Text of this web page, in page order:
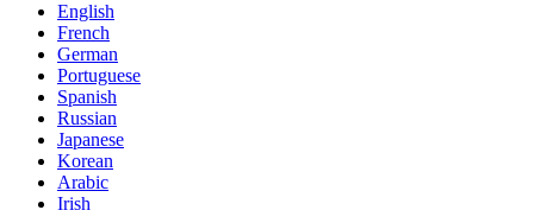
English
French
German
Portuguese
Spanish
Russian
Japanese
Korean
Arabic
Irish